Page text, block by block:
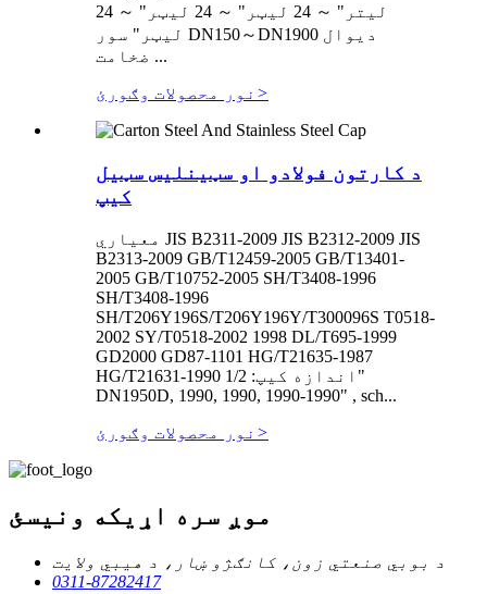
لیتر" ～ 24 لیټر" ～ 24 لیټر" ～ 24
لیټر" سور DN150～DN1900 دیوال
ضخامت ...
نور محصولات وګورئ >
د کارتون فولادو او سټینلیس سټیل
کیپ
معیاري JIS B2311-2009 JIS B2312-2009 JIS
B2313-2009 GB/T12459-2005 GB/T13401-
2005 GB/T10752-2005 SH/T3408-1996
SH/T3408-1996
SH/T206Y196S/T206Y196Y/T300096S T0518-
2002 SY/T0518-2002 1998 DL/T695-1999
GD2000 GD87-1101 HG/T21635-1987
HG/T21631-1990 اندازه کیپ: 1/2"
DN1950D, 1990, 1990, 1990-1990" , sch...
نور محصولات وګورئ >
موږ سره اړیکه ونیسئ
د بوبي صنعتي زون، کانګژو ښار، د هیبي ولایت
0311-87282417